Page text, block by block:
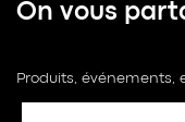
On vous
Produits, événements,